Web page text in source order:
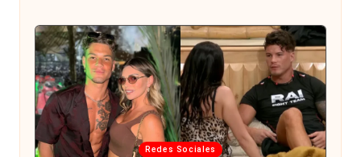
Publicada
Redes Sociales